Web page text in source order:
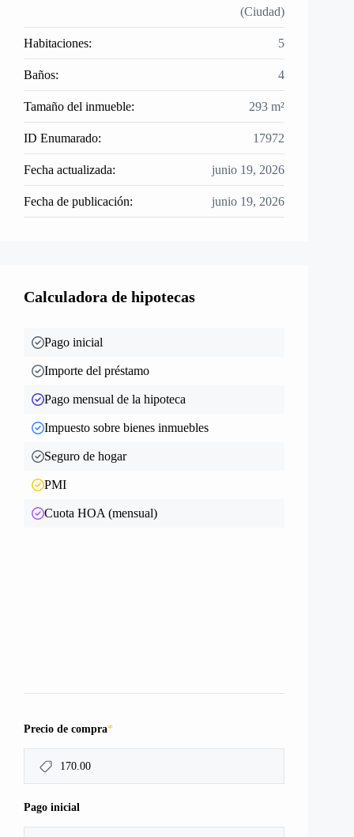
(Ciudad)
Habitaciones: 5
Baños: 4
Tamaño del inmueble: 293 m²
ID Enumarado: 17972
Fecha actualizada: junio 19, 2026
Fecha de publicación: junio 19, 2026
Calculadora de hipotecas
Pago inicial
Importe del préstamo
Pago mensual de la hipoteca
Impuesto sobre bienes inmuebles
Seguro de hogar
PMI
Cuota HOA (mensual)
Precio de compra*
Pago inicial